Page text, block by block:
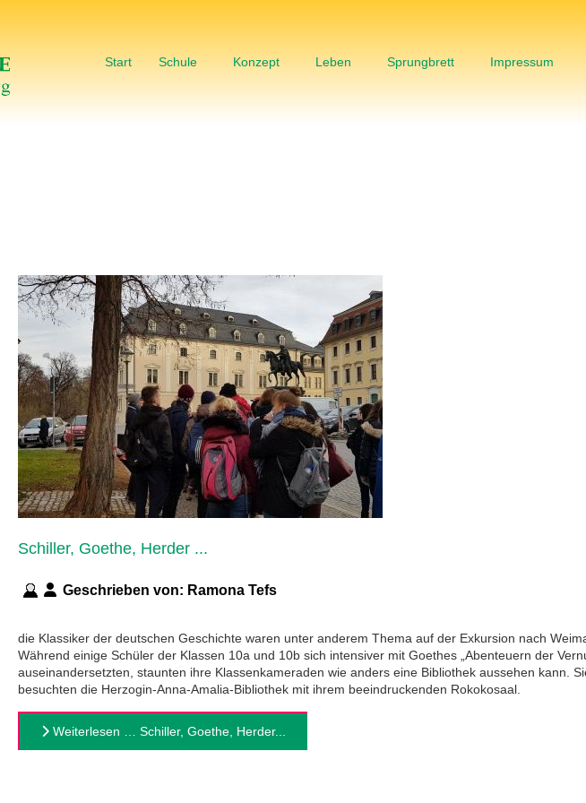
Start Schule Konzept Leben Sprungbrett Impressum
Schiller, Goethe, Herder ...
Geschrieben von: Ramona Tefs
die Klassiker der deutschen Geschichte waren unter anderem Thema auf der Exkursion nach
Während einige Schüler der Klassen 10a und 10b sich intensiver mit Goethes „Abenteuern der
auseinandersetzten, staunten ihre Klassenkameraden wie anders eine Bibliothek aussehen kann.
besuchten die Herzogin-Anna-Amalia-Bibliothek mit ihrem beeindruckenden Rokokosaal.
Weiterlesen … Schiller, Goethe, Herder...